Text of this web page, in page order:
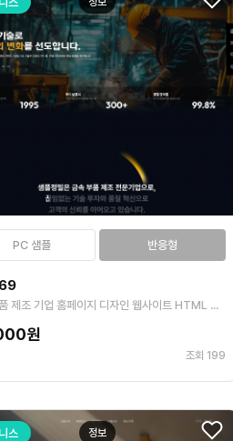
PC 샘플 반응형
정밀부품 제조 기업 홈페이지 디자인 웹사이트 HTML 템플릿
원
조회 199
정보
스